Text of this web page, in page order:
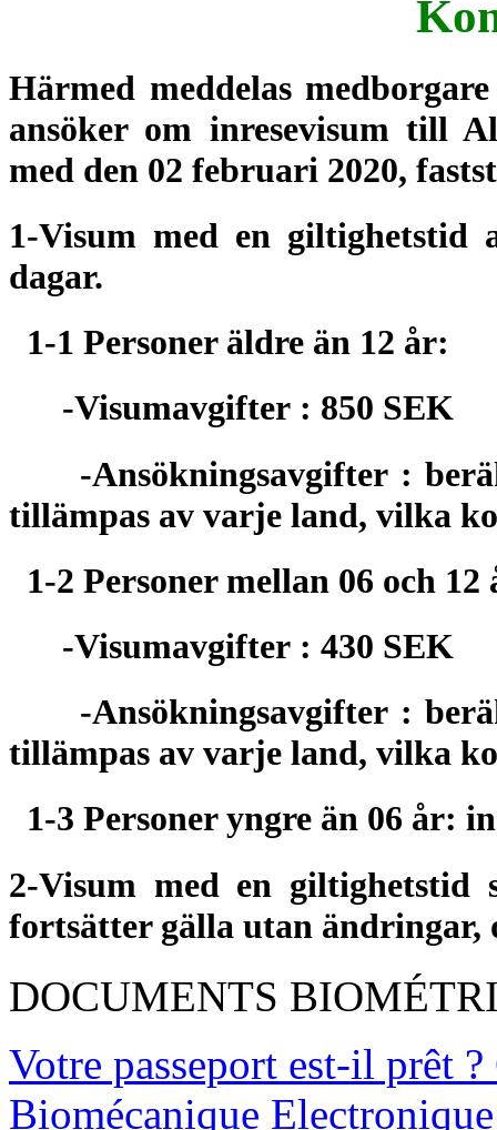
Härmed meddelas
ansöker om inresevisum till
med den 02 februari 2020,
1-Visum med en giltighetstid
dagar.
1-1 Personer äldre än 12 år:
-Visumavgifter : 850 SEK
-Ansökningsavgifter :
tillämpas av varje land, vilka
1-2 Personer mellan 06 och 12
-Visumavgifter : 430 SEK
-Ansökningsavgifter :
tillämpas av varje land, vilka
1-3 Personer yngre än 06 år:
2-Visum med en giltighetstid
fortsätter gälla utan ändringar,
DOCUMENTS
Votre passeport est-il prêt ?
Biomécanique